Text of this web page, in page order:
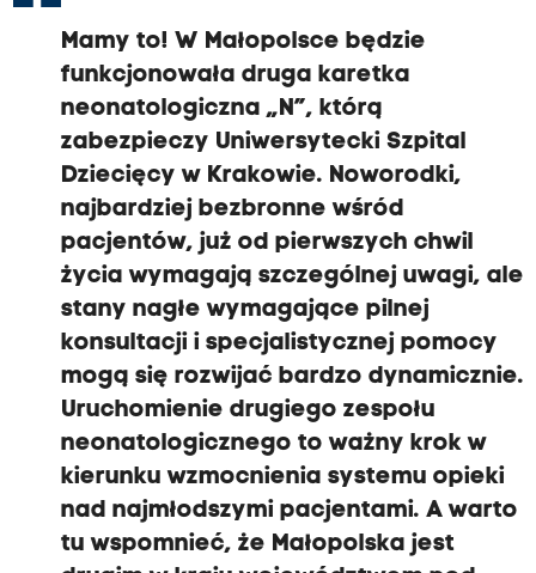
Mamy to! W Małopolsce będzie
funkcjonowała druga karetka
neonatologiczna „N”, którą
zabezpieczy Uniwersytecki Szpital
Dziecięcy w Krakowie. Noworodki,
najbardziej bezbronne wśród
pacjentów, już od pierwszych chwil
życia wymagają szczególnej uwagi, ale
stany nagłe wymagające pilnej
konsultacji i specjalistycznej pomocy
mogą się rozwijać bardzo dynamicznie.
Uruchomienie drugiego zespołu
neonatologicznego to ważny krok w
kierunku wzmocnienia systemu opieki
nad najmłodszymi pacjentami. A warto
tu wspomnieć, że Małopolska jest